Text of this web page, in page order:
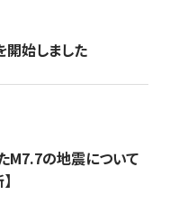
始しました
M7.7の地震について